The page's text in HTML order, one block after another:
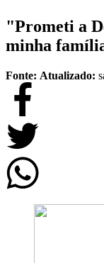
"Prometi a
minha
Fonte: Atualizado: